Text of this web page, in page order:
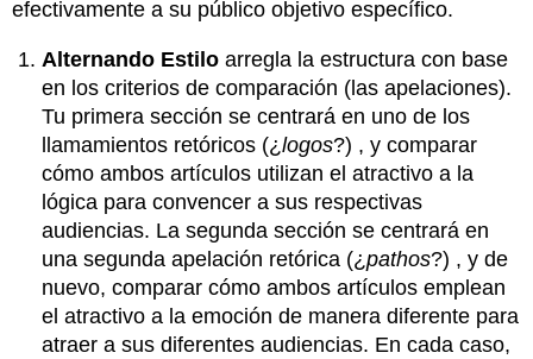
efectivamente a su público objetivo específico.
Alternando Estilo arregla la estructura con base
en los criterios de comparación (las apelaciones).
Tu primera sección se centrará en uno de los
llamamientos retóricos (¿logos?) , y comparar
cómo ambos artículos utilizan el atractivo a la
lógica para convencer a sus respectivas
audiencias. La segunda sección se centrará en
una segunda apelación retórica (¿pathos?) , y de
nuevo, comparar cómo ambos artículos emplean
el atractivo a la emoción de manera diferente para
atraer a sus diferentes audiencias. En cada caso,